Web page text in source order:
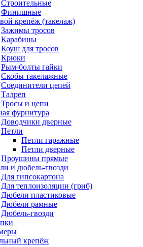
Строительные
Финишные
крепёж (такелаж)
Зажимы тросов
Карабины
Коуш для тросов
Крюки
Рым-болты гайки
Скобы такелажные
Соединители цепей
Талреп
Тросы и цепи
фурнитура
Доводчики дверные
Петли
Петли гаражные
Петли дверные
Проушины прямые
и дюбель-гвозди
Для гипсокартона
Для теплоизоляции (гриб)
Дюбели пластиковые
Дюбели рамные
Дюбель-гвозди
крепёж